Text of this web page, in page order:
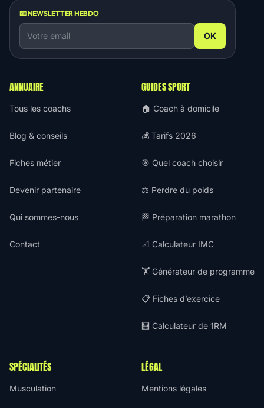
📧 NEWSLETTER HEBDO
OK
ANNUAIRE
Tous les coachs
Blog & conseils
Fiches métier
Devenir partenaire
Qui sommes-nous
Contact
GUIDES SPORT
🏠 Coach à domicile
💰 Tarifs 2026
🎯 Quel coach choisir
⚖️ Perdre du poids
🏁 Préparation marathon
📐 Calculateur IMC
🏋️ Générateur de programme
📋 Fiches d’exercice
🧮 Calculateur de 1RM
SPÉCIALITÉS
Musculation
LÉGAL
Mentions légales